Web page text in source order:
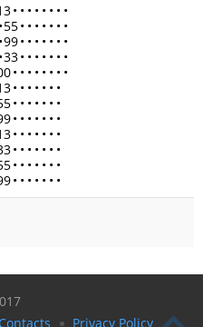
• • • • • • • •
•55• • • • • • •
•99• • • • • • •
•33• • • • • • •
• • • • • • • •
• • • • • • •
• • • • • • •
• • • • • • •
• • • • • • •
• • • • • • •
• • • • • • •
• • • • • • •
Contacts Privacy Policy